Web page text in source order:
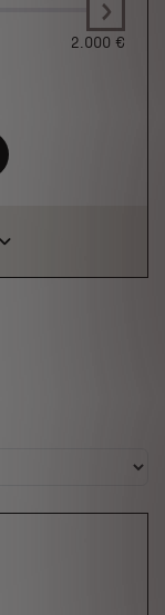
2.000 €